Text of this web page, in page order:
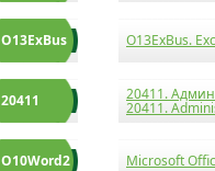
O13ExBus O13ExBus.
20411 20411.
20411.
O10Word2 Microsoft